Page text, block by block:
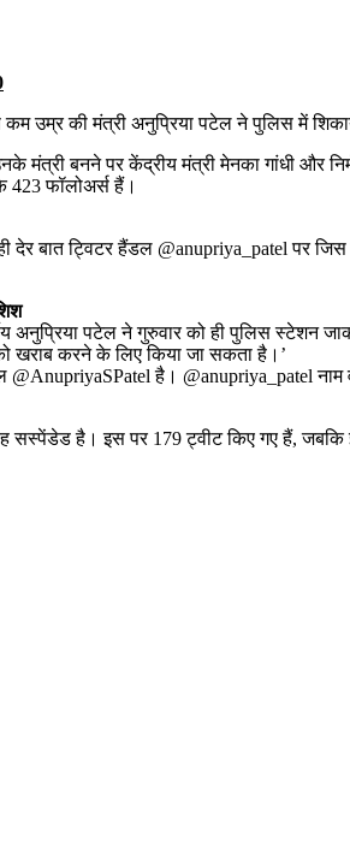
उम्र की मंत्री अनुप्रिया पटेल ने पुलिस में
मंत्री बनने पर केंद्रीय मंत्री मेनका गांधी और
फॉलोअर्स हैं।
ट्विटर हैंडल @anupriya_patel पर जिस
अनुप्रिया पटेल ने गुरुवार को ही पुलिस स्टेशन
खराब करने के लिए किया जा सकता है।’
@AnupriyaSPatel है। @anupriya_patel
सस्पेंडेड है। इस पर 179 ट्वीट किए गए हैं,